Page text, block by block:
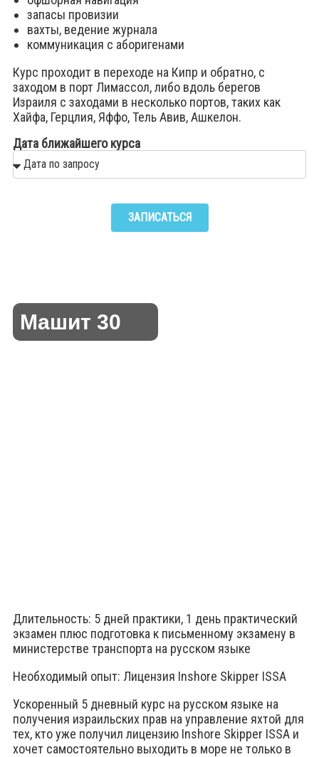
запасы провизии
вахты, ведение журнала
коммуникация с аборигенами
Курс проходит в переходе на Кипр и обратно, с
заходом в порт Лимассол, либо вдоль берегов
Израиля с заходами в несколько портов, таких как
Хайфа, Герцлия, Яффо, Тель Авив, Ашкелон.
Дата ближайшего курса
ЗАПИСАТЬСЯ
Машит 30
Длительность: 5 дней практики, 1 день практический
экзамен плюс подготовка к письменному экзамену в
министерстве транспорта на русском языке
Необходимый опыт: Лицензия Inshore Skipper ISSA
Ускоренный 5 дневный курс на русском языке на
получения израильских прав на управление яхтой для
тех, кто уже получил лицензию Inshore Skipper ISSA и
хочет самостоятельно выходить в море не только в